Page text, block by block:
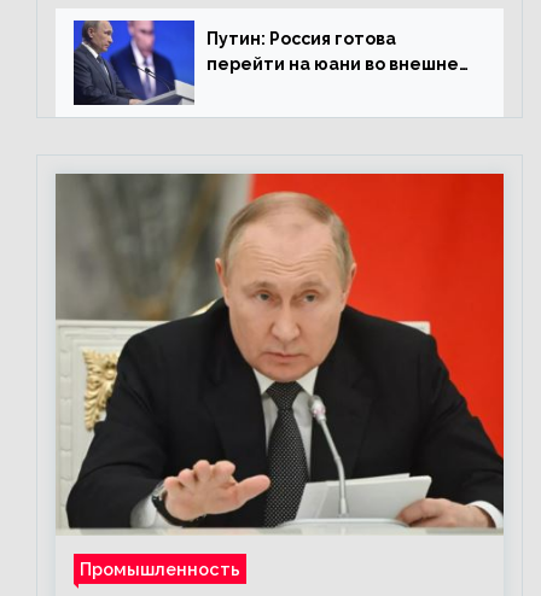
Путин: Россия готова
перейти на юани во внешней
Промышленность